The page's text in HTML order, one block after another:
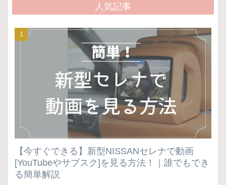
人気記事
【今すぐできる】新型NISSANセレナで動画
[YouTubeやサブスク]を見る方法！｜誰でもでき
る簡単解説